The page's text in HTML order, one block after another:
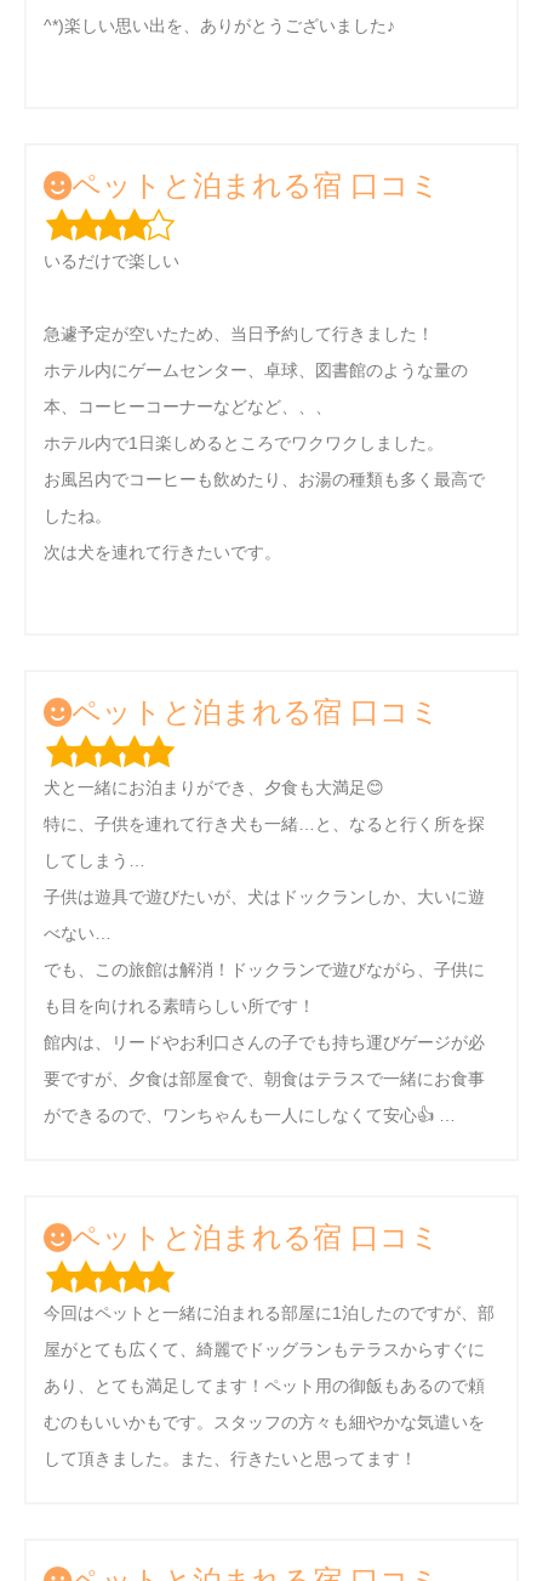
^*)楽しい思い出を、ありがとうございました♪
ペットと泊まれる宿 口コミ
いるだけで楽しい
急遽予定が空いたため、当日予約して行きました！
ホテル内にゲームセンター、卓球、図書館のような量の
本、コーヒーコーナーなどなど、、、
ホテル内で1日楽しめるところでワクワクしました。
お風呂内でコーヒーも飲めたり、お湯の種類も多く最高で
したね。
次は犬を連れて行きたいです。
ペットと泊まれる宿 口コミ
犬と一緒にお泊まりができ、夕食も大満足😊
特に、子供を連れて行き犬も一緒…と、なると行く所を探
してしまう…
子供は遊具で遊びたいが、犬はドックランしか、大いに遊
べない…
でも、この旅館は解消！ドックランで遊びながら、子供に
も目を向けれる素晴らしい所です！
館内は、リードやお利口さんの子でも持ち運びゲージが必
要ですが、夕食は部屋食で、朝食はテラスで一緒にお食事
ができるので、ワンちゃんも一人にしなくて安心👍 …
ペットと泊まれる宿 口コミ
今回はペットと一緒に泊まれる部屋に1泊したのですが、部
屋がとても広くて、綺麗でドッグランもテラスからすぐに
あり、とても満足してます！ペット用の御飯もあるので頼
むのもいいかもです。スタッフの方々も細やかな気遣いを
して頂きました。また、行きたいと思ってます！